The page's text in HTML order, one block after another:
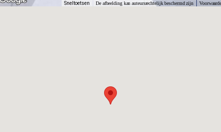
Sneltoetsen De afbeelding kan auteursrechtelijk beschermd zijn